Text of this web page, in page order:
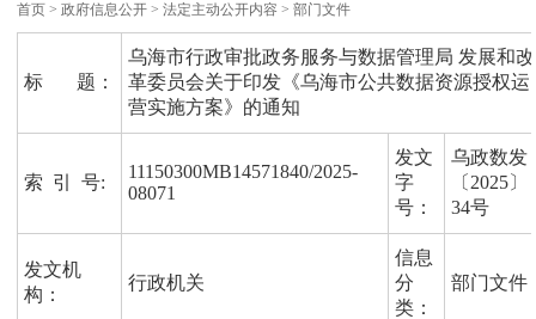
首页 >政府信息公开 >法定主动公开内容 >部门文件
标 题：
乌海市行政审批政务服务与数据管理局 发展和改
革委员会关于印发《乌海市公共数据资源授权运
营实施方案》的通知
索 引 号:
11150300MB14571840/2025-
08071
发文
字
号：
乌政数发
〔2025〕
34号
发文机
构：
行政机关
信息
分
类：
部门文件